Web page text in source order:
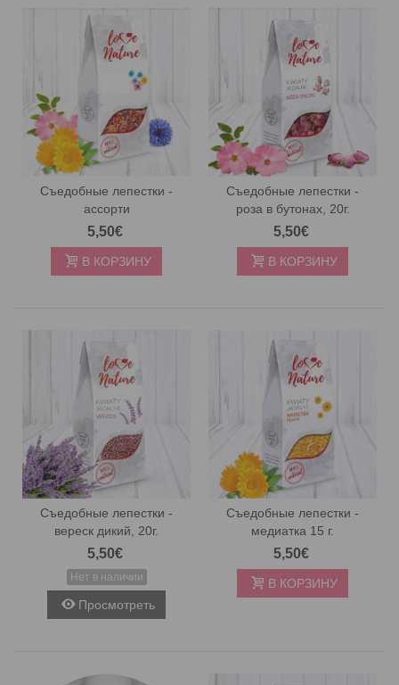
Съедобные лепестки -
ассорти
5,50€
В КОРЗИНУ
Съедобные лепестки -
роза в бутонах, 20г.
5,50€
В КОРЗИНУ
Съедобные лепестки -
вереск дикий, 20г.
5,50€
Нет в наличии
Просмотреть
Съедобные лепестки -
медиатка 15 г.
5,50€
В КОРЗИНУ